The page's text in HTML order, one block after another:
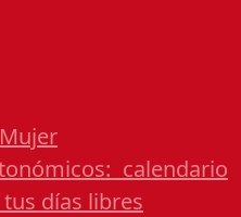
calendario
días libres